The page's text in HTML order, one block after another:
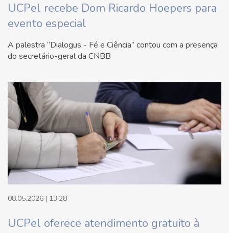
UCPel recebe Dom Ricardo Hoepers para
evento especial
A palestra “Dialogus - Fé e Ciência” contou com a presença
do secretário-geral da CNBB
08.05.2026 | 13:28
UCPel oferece atendimento gratuito à